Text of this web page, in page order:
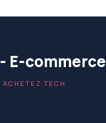
E-commerce
TECH